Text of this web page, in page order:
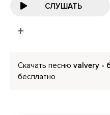
СЛУШАТЬ
Скачать песню valvery -
бесплатно